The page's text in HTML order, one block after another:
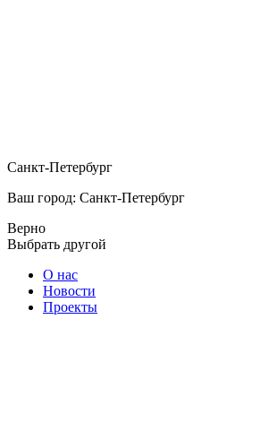
Санкт-Петербург
Ваш город: Санкт-Петербург
Верно
Выбрать другой
О нас
Новости
Проекты